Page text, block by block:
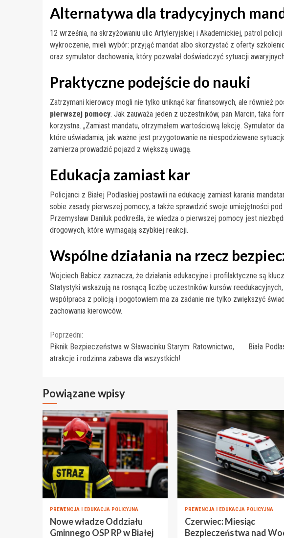
Alternatywa dla tradycyjnych
12 września, na skrzyżowaniu ulic Artyleryjskiej i Akademickiej, patrol
wykroczenie, mieli wybór: przyjąć mandat albo skorzystać z oferty
oraz symulator dachowania, który pozwalał doświadczyć sytuacji
Praktyczne podejście do nauki
Zatrzymani kierowcy mogli nie tylko uniknąć kar finansowych, ale również
pierwszej pomocy. Jak zauważa jeden z uczestników, pan Marcin, taka
korzystna. „Zamiast mandatu, otrzymałem wartościową lekcję. Symulator
które uświadamia, jak ważne jest przygotowanie na niespodziewane
zamierza prowadzić pojazd z większą uwagą.
Edukacja zamiast kar
Policjanci z Białej Podlaskiej postawili na edukację zamiast karania
sobie zasady pierwszej pomocy, a także sprawdzić swoje umiejętności
Przemysław Daniluk podkreśla, że wiedza o pierwszej pomocy jest
drogowych, które wymagają szybkiej reakcji.
Wspólne działania na rzecz
Wojciech Babicz zaznacza, że działania edukacyjne i profilaktyczne są
Statystyki wskazują na rosnącą liczbę uczestników kursów
współpraca z policją i pogotowiem ma za zadanie nie tylko zwiększyć
zachowania kierowców.
Continue
Reading
Poprzedni:
Piknik Bezpieczeństwa w Sławacinku Starym: Ratownictwo,
atrakcje i rodzinna zabawa dla wszystkich!
Biała
Powiązane wpisy
PREWENCJA I EDUKACJA POLICYJNA
Nowe władze Oddziału
Gminnego OSP RP w Białej
PREWENCJA I EDUKACJA POLICYJNA
Czerwiec: Miesiąc
Bezpieczeństwa nad